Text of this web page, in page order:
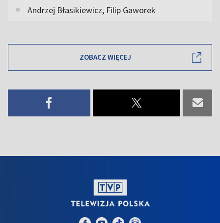
Andrzej Błasikiewicz, Filip Gaworek
ZOBACZ WIĘCEJ